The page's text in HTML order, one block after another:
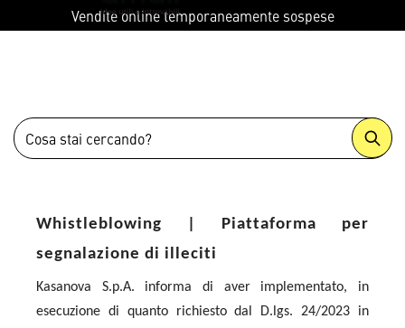
Vendite online temporaneamente sospese
Whistleblowing | Piattaforma per
segnalazione di illeciti
Kasanova S.p.A. informa di aver implementato, in
esecuzione di quanto richiesto dal D.lgs. 24/2023 in